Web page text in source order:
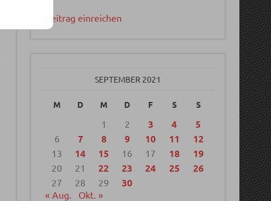
Beitrag einreichen
SEPTEMBER 2021
M D M D F S S
1 2 3 4 5
6 7 8 9 10 11 12
13 14 15 16 17 18 19
20 21 22 23 24 25 26
27 28 29 30
« Aug. Okt. »